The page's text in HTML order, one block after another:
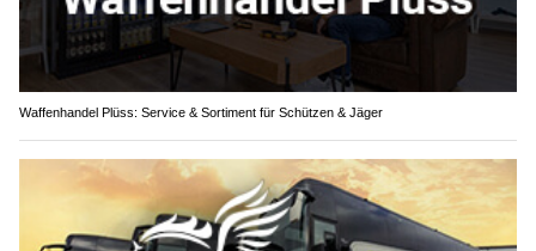
Waffenhandel Plüss: Service & Sortiment für Schützen & Jäger